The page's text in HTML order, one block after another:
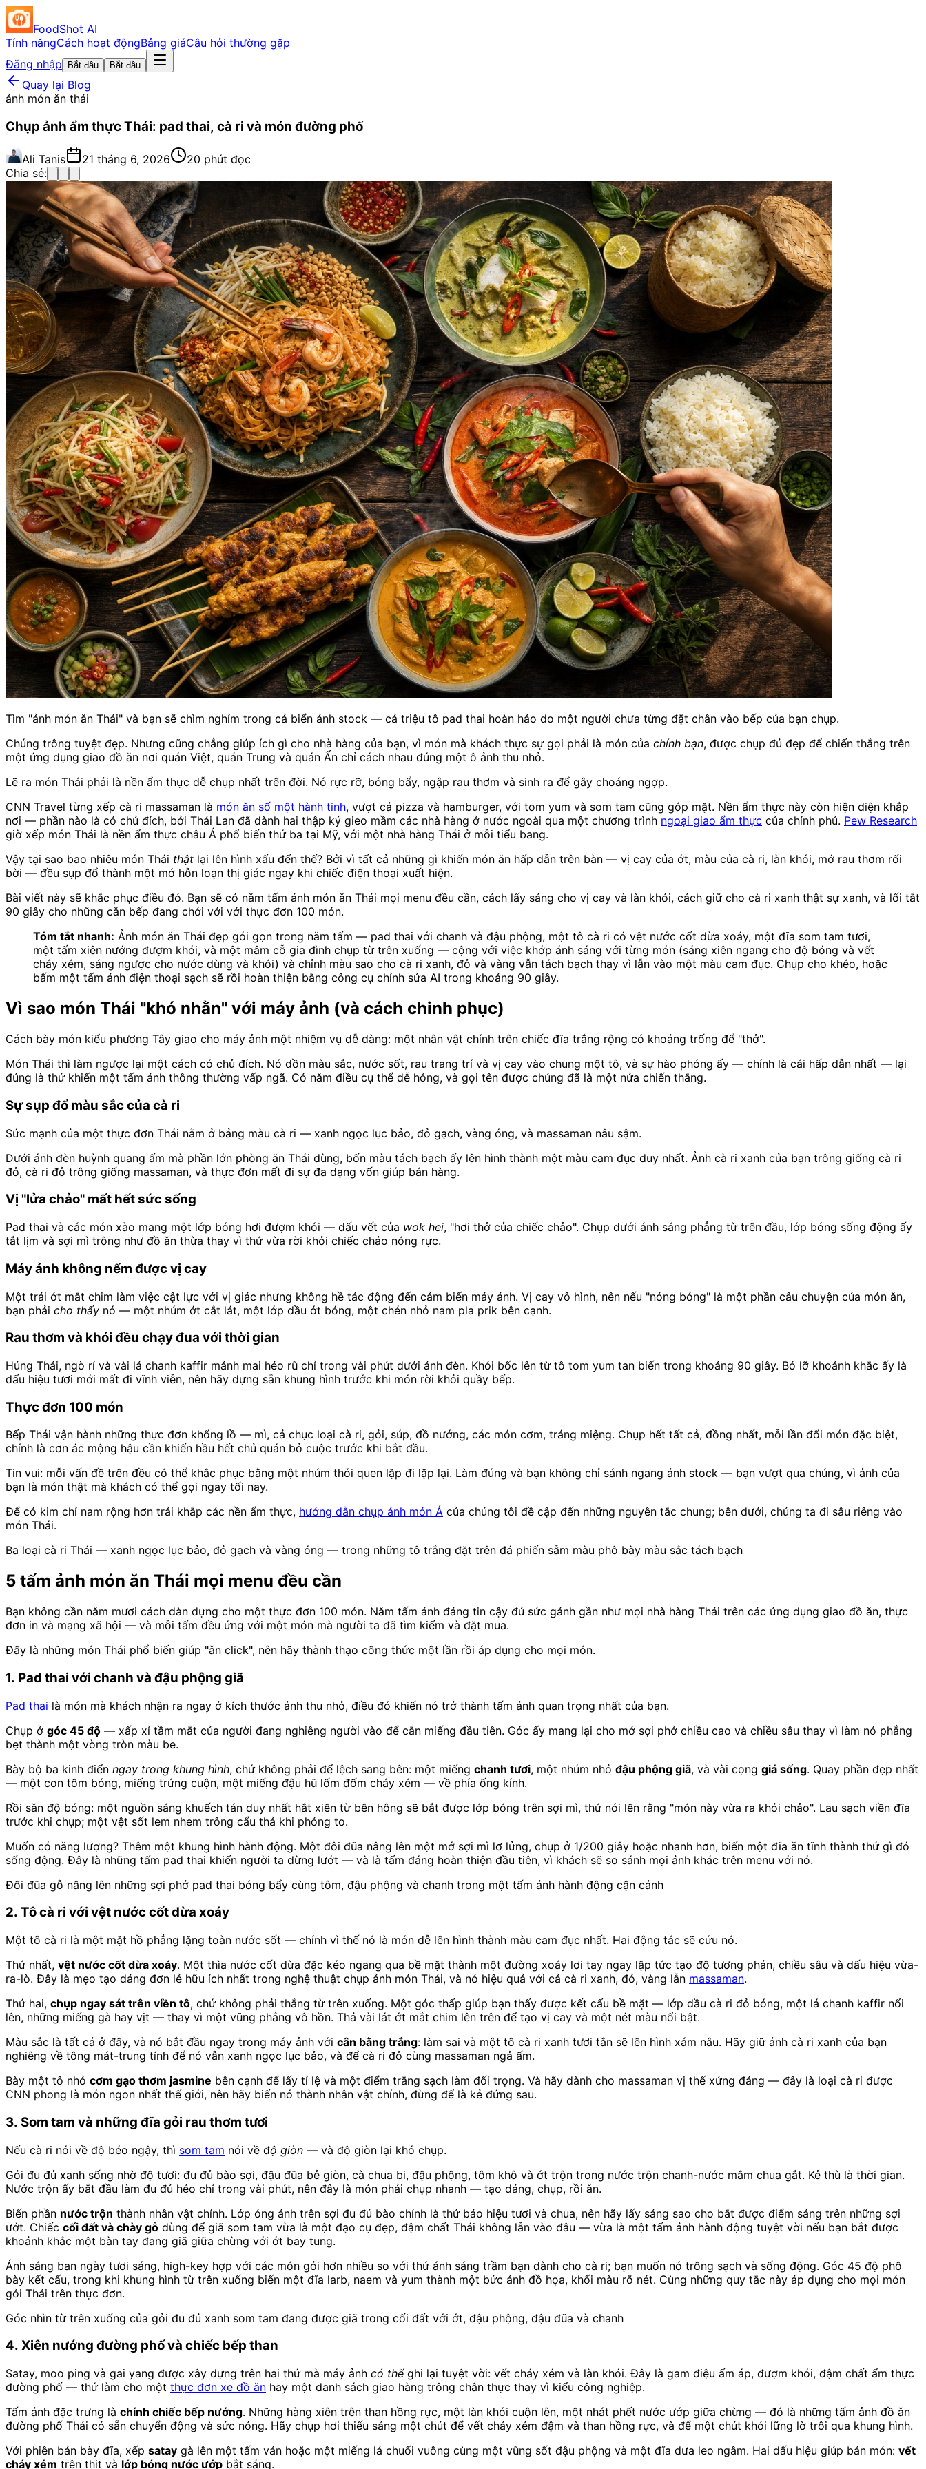
FoodShot AI
Tính năngCách hoạt độngBảng giáCâu hỏi thường gặp
Đăng nhập
Bắt đầu Bắt đầu
Quay lại Blog
ảnh món ăn thái
Chụp ảnh ẩm thực Thái: pad thai, cà ri và món đường phố
Ali Tanis 21 tháng 6, 2026
20 phút đọc
Chia sẻ:
Tìm "ảnh món ăn Thái" và bạn sẽ chìm nghỉm trong cả biển ảnh stock — cả triệu tô pad thai hoàn hảo do một người chưa từng đặt chân vào bếp của bạn chụp.
Chúng trông tuyệt đẹp. Nhưng cũng chẳng giúp ích gì cho nhà hàng của bạn, vì món mà khách thực sự gọi phải là món của chính bạn, được chụp đủ đẹp để chiến thắng trên
một ứng dụng giao đồ ăn nơi quán Việt, quán Trung và quán Ấn chỉ cách nhau đúng một ô ảnh thu nhỏ.
Lẽ ra món Thái phải là nền ẩm thực dễ chụp nhất trên đời. Nó rực rỡ, bóng bẩy, ngập rau thơm và sinh ra để gây choáng ngợp.
CNN Travel từng xếp cà ri massaman là món ăn số một hành tinh, vượt cả pizza và hamburger, với tom yum và som tam cũng góp mặt. Nền ẩm thực này còn hiện diện khắp
nơi — phần nào là có chủ đích, bởi Thái Lan đã dành hai thập kỷ gieo mầm các nhà hàng ở nước ngoài qua một chương trình ngoại giao ẩm thực của chính phủ. Pew Research
giờ xếp món Thái là nền ẩm thực châu Á phổ biến thứ ba tại Mỹ, với một nhà hàng Thái ở mỗi tiểu bang.
Vậy tại sao bao nhiêu món Thái thật lại lên hình xấu đến thế? Bởi vì tất cả những gì khiến món ăn hấp dẫn trên bàn — vị cay của ớt, màu của cà ri, làn khói, mớ rau thơm rối
bời — đều sụp đổ thành một mớ hỗn loạn thị giác ngay khi chiếc điện thoại xuất hiện.
Bài viết này sẽ khắc phục điều đó. Bạn sẽ có năm tấm ảnh món ăn Thái mọi menu đều cần, cách lấy sáng cho vị cay và làn khói, cách giữ cho cà ri xanh thật sự xanh, và lối tắt
90 giây cho những căn bếp đang chới với với thực đơn 100 món.
Tóm tắt nhanh: Ảnh món ăn Thái đẹp gói gọn trong năm tấm — pad thai với chanh và đậu phộng, một tô cà ri có vệt nước cốt dừa xoáy, một đĩa som tam tươi,
một tấm xiên nướng đượm khói, và một mâm cỗ gia đình chụp từ trên xuống — cộng với việc khớp ánh sáng với từng món (sáng xiên ngang cho độ bóng và vết
cháy xém, sáng ngược cho nước dùng và khói) và chỉnh màu sao cho cà ri xanh, đỏ và vàng vẫn tách bạch thay vì lẫn vào một màu cam đục. Chụp cho khéo, hoặc
bấm một tấm ảnh điện thoại sạch sẽ rồi hoàn thiện bằng công cụ chỉnh sửa AI trong khoảng 90 giây.
Vì sao món Thái "khó nhằn" với máy ảnh (và cách chinh phục)
Cách bày món kiểu phương Tây giao cho máy ảnh một nhiệm vụ dễ dàng: một nhân vật chính trên chiếc đĩa trắng rộng có khoảng trống để "thở".
Món Thái thì làm ngược lại một cách có chủ đích. Nó dồn màu sắc, nước sốt, rau trang trí và vị cay vào chung một tô, và sự hào phóng ấy — chính là cái hấp dẫn nhất — lại
đúng là thứ khiến một tấm ảnh thông thường vấp ngã. Có năm điều cụ thể dễ hỏng, và gọi tên được chúng đã là một nửa chiến thắng.
Sự sụp đổ màu sắc của cà ri
Sức mạnh của một thực đơn Thái nằm ở bảng màu cà ri — xanh ngọc lục bảo, đỏ gạch, vàng óng, và massaman nâu sậm.
Dưới ánh đèn huỳnh quang ấm mà phần lớn phòng ăn Thái dùng, bốn màu tách bạch ấy lên hình thành một màu cam đục duy nhất. Ảnh cà ri xanh của bạn trông giống cà ri
đỏ, cà ri đỏ trông giống massaman, và thực đơn mất đi sự đa dạng vốn giúp bán hàng.
Vị "lửa chảo" mất hết sức sống
Pad thai và các món xào mang một lớp bóng hơi đượm khói — dấu vết của wok hei, "hơi thở của chiếc chảo". Chụp dưới ánh sáng phẳng từ trên đầu, lớp bóng sống động ấy
tắt lịm và sợi mì trông như đồ ăn thừa thay vì thứ vừa rời khỏi chiếc chảo nóng rực.
Máy ảnh không nếm được vị cay
Một trái ớt mắt chim làm việc cật lực với vị giác nhưng không hề tác động đến cảm biến máy ảnh. Vị cay vô hình, nên nếu "nóng bỏng" là một phần câu chuyện của món ăn,
bạn phải cho thấy nó — một nhúm ớt cắt lát, một lớp dầu ớt bóng, một chén nhỏ nam pla prik bên cạnh.
Rau thơm và khói đều chạy đua với thời gian
Húng Thái, ngò rí và vài lá chanh kaffir mảnh mai héo rũ chỉ trong vài phút dưới ánh đèn. Khói bốc lên từ tô tom yum tan biến trong khoảng 90 giây. Bỏ lỡ khoảnh khắc ấy là
dấu hiệu tươi mới mất đi vĩnh viễn, nên hãy dựng sẵn khung hình trước khi món rời khỏi quầy bếp.
Thực đơn 100 món
Bếp Thái vận hành những thực đơn khổng lồ — mì, cả chục loại cà ri, gỏi, súp, đồ nướng, các món cơm, tráng miệng. Chụp hết tất cả, đồng nhất, mỗi lần đổi món đặc biệt,
chính là cơn ác mộng hậu cần khiến hầu hết chủ quán bỏ cuộc trước khi bắt đầu.
Tin vui: mỗi vấn đề trên đều có thể khắc phục bằng một nhúm thói quen lặp đi lặp lại. Làm đúng và bạn không chỉ sánh ngang ảnh stock — bạn vượt qua chúng, vì ảnh của
bạn là món thật mà khách có thể gọi ngay tối nay.
Để có kim chỉ nam rộng hơn trải khắp các nền ẩm thực, hướng dẫn chụp ảnh món Á của chúng tôi đề cập đến những nguyên tắc chung; bên dưới, chúng ta đi sâu riêng vào
món Thái.
Ba loại cà ri Thái — xanh ngọc lục bảo, đỏ gạch và vàng óng — trong những tô trắng đặt trên đá phiến sẫm màu phô bày màu sắc tách bạch
5 tấm ảnh món ăn Thái mọi menu đều cần
Bạn không cần năm mươi cách dàn dựng cho một thực đơn 100 món. Năm tấm ảnh đáng tin cậy đủ sức gánh gần như mọi nhà hàng Thái trên các ứng dụng giao đồ ăn, thực
đơn in và mạng xã hội — và mỗi tấm đều ứng với một món mà người ta đã tìm kiếm và đặt mua.
Đây là những món Thái phổ biến giúp "ăn click", nên hãy thành thạo công thức một lần rồi áp dụng cho mọi món.
1. Pad thai với chanh và đậu phộng giã
Pad thai là món mà khách nhận ra ngay ở kích thước ảnh thu nhỏ, điều đó khiến nó trở thành tấm ảnh quan trọng nhất của bạn.
Chụp ở góc 45 độ — xấp xỉ tầm mắt của người đang nghiêng người vào để cắn miếng đầu tiên. Góc ấy mang lại cho mớ sợi phở chiều cao và chiều sâu thay vì làm nó phẳng
bẹt thành một vòng tròn màu be.
Bày bộ ba kinh điển ngay trong khung hình, chứ không phải để lệch sang bên: một miếng chanh tươi, một nhúm nhỏ đậu phộng giã, và vài cọng giá sống. Quay phần đẹp nhất
— một con tôm bóng, miếng trứng cuộn, một miếng đậu hũ lốm đốm cháy xém — về phía ống kính.
Rồi săn độ bóng: một nguồn sáng khuếch tán duy nhất hắt xiên từ bên hông sẽ bắt được lớp bóng trên sợi mì, thứ nói lên rằng "món này vừa ra khỏi chảo". Lau sạch viền đĩa
trước khi chụp; một vệt sốt lem nhem trông cẩu thả khi phóng to.
Muốn có năng lượng? Thêm một khung hình hành động. Một đôi đũa nâng lên một mớ sợi mì lơ lửng, chụp ở 1/200 giây hoặc nhanh hơn, biến một đĩa ăn tĩnh thành thứ gì đó
sống động. Đây là những tấm pad thai khiến người ta dừng lướt — và là tấm đáng hoàn thiện đầu tiên, vì khách sẽ so sánh mọi ảnh khác trên menu với nó.
Đôi đũa gỗ nâng lên những sợi phở pad thai bóng bẩy cùng tôm, đậu phộng và chanh trong một tấm ảnh hành động cận cảnh
2. Tô cà ri với vệt nước cốt dừa xoáy
Một tô cà ri là một mặt hồ phẳng lặng toàn nước sốt — chính vì thế nó là món dễ lên hình thành màu cam đục nhất. Hai động tác sẽ cứu nó.
Thứ nhất, vệt nước cốt dừa xoáy. Một thìa nước cốt dừa đặc kéo ngang qua bề mặt thành một đường xoáy lơi tay ngay lập tức tạo độ tương phản, chiều sâu và dấu hiệu vừa-
ra-lò. Đây là mẹo tạo dáng đơn lẻ hữu ích nhất trong nghệ thuật chụp ảnh món Thái, và nó hiệu quả với cả cà ri xanh, đỏ, vàng lẫn massaman.
Thứ hai, chụp ngay sát trên viền tô, chứ không phải thẳng từ trên xuống. Một góc thấp giúp bạn thấy được kết cấu bề mặt — lớp dầu cà ri đỏ bóng, một lá chanh kaffir nổi
lên, những miếng gà hay vịt — thay vì một vũng phẳng vô hồn. Thả vài lát ớt mắt chim lên trên để tạo vị cay và một nét màu nổi bật.
Màu sắc là tất cả ở đây, và nó bắt đầu ngay trong máy ảnh với cân bằng trắng: làm sai và một tô cà ri xanh tươi tắn sẽ lên hình xám nâu. Hãy giữ ảnh cà ri xanh của bạn
nghiêng về tông mát-trung tính để nó vẫn xanh ngọc lục bảo, và để cà ri đỏ cùng massaman ngả ấm.
Bày một tô nhỏ cơm gạo thơm jasmine bên cạnh để lấy tỉ lệ và một điểm trắng sạch làm đối trọng. Và hãy dành cho massaman vị thế xứng đáng — đây là loại cà ri được
CNN phong là món ngon nhất thế giới, nên hãy biến nó thành nhân vật chính, đừng để là kẻ đứng sau.
3. Som tam và những đĩa gỏi rau thơm tươi
Nếu cà ri nói về độ béo ngậy, thì som tam nói về độ giòn — và độ giòn lại khó chụp.
Gỏi đu đủ xanh sống nhờ độ tươi: đu đủ bào sợi, đậu đũa bẻ giòn, cà chua bi, đậu phộng, tôm khô và ớt trộn trong nước trộn chanh-nước mắm chua gắt. Kẻ thù là thời gian.
Nước trộn ấy bắt đầu làm đu đủ héo chỉ trong vài phút, nên đây là món phải chụp nhanh — tạo dáng, chụp, rồi ăn.
Biến phần nước trộn thành nhân vật chính. Lớp óng ánh trên sợi đu đủ bào chính là thứ báo hiệu tươi và chua, nên hãy lấy sáng sao cho bắt được điểm sáng trên những sợi
ướt. Chiếc cối đất và chày gỗ dùng để giã som tam vừa là một đạo cụ đẹp, đậm chất Thái không lẫn vào đâu — vừa là một tấm ảnh hành động tuyệt vời nếu bạn bắt được
khoảnh khắc một bàn tay đang giã giữa chừng với ớt bay tung.
Ánh sáng ban ngày tươi sáng, high-key hợp với các món gỏi hơn nhiều so với thứ ánh sáng trầm bạn dành cho cà ri; bạn muốn nó trông sạch và sống động. Góc 45 độ phô
bày kết cấu, trong khi khung hình từ trên xuống biến một đĩa larb, naem và yum thành một bức ảnh đồ họa, khối màu rõ nét. Cùng những quy tắc này áp dụng cho mọi món
gỏi Thái trên thực đơn.
Góc nhìn từ trên xuống của gỏi đu đủ xanh som tam đang được giã trong cối đất với ớt, đậu phộng, đậu đũa và chanh
4. Xiên nướng đường phố và chiếc bếp than
Satay, moo ping và gai yang được xây dựng trên hai thứ mà máy ảnh có thểghi lại tuyệt vời: vết cháy xém và làn khói. Đây là gam điệu ấm áp, đượm khói, đậm chất ẩm thực
đường phố — thứ làm cho một thực đơn xe đồ ăn hay một danh sách giao hàng trông chân thực thay vì kiểu công nghiệp.
Tấm ảnh đặc trưng là chính chiếc bếp nướng. Những hàng xiên trên than hồng rực, một làn khói cuộn lên, một nhát phết nước ướp giữa chừng — đó là những tấm ảnh đồ ăn
đường phố Thái có sẵn chuyển động và sức nóng. Hãy chụp hơi thiếu sáng một chút để vết cháy xém đậm và than hồng rực, và để một chút khói lững lờ trôi qua khung hình.
Với phiên bản bày đĩa, xếp satay gà lên một tấm ván hoặc một miếng lá chuối vuông cùng một vũng sốt đậu phộng và một đĩa dưa leo ngâm. Hai dấu hiệu giúp bán món: vết
cháy xém trên thịt và lớp bóng nước ướp bắt sáng.